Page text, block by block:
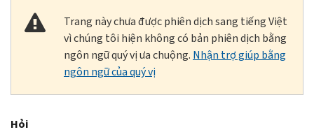
Trang này chưa được phiên dịch sang tiếng Việt
vì chúng tôi hiện không có bản phiên dịch bằng
ngôn ngữ quý vị ưa chuộng. Nhận trợ giúp bằng
ngôn ngữ của quý vị
Hỏi